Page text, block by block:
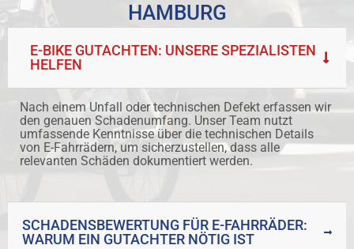
HAMBURG
E-BIKE GUTACHTEN: UNSERE SPEZIALISTEN
HELFEN
Nach einem Unfall oder technischen Defekt erfassen wir
den genauen Schadenumfang. Unser Team nutzt
umfassende Kenntnisse über die technischen Details
von E-Fahrrädern, um sicherzustellen, dass alle
relevanten Schäden dokumentiert werden.
SCHADENSBEWERTUNG FÜR E-FAHRRÄDER:
WARUM EIN GUTACHTER NÖTIG IST